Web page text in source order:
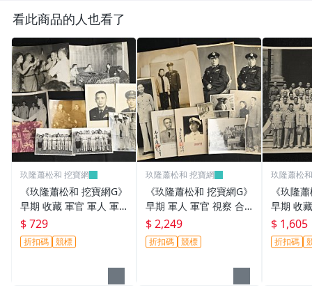
看此商品的人也看了
玖隆蕭松和 挖寶網
《玖隆蕭松和 挖寶網G》
早期 收藏 軍官 軍人 軍
眷 餐會 合影 舊相片 一
批(13194)
$ 729
折扣碼 競標
玖隆蕭松和 挖寶網
《玖隆蕭松和 挖寶網G》
早期 軍人 軍官 視察 合
影 舊相片 一批(13200)
$ 2,249
折扣碼 競標
玖隆蕭松
《玖隆
早期 收
軍官 合
$ 1,605
折扣碼